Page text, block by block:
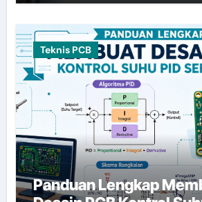
Teknis PCB
Panduan Lengkap